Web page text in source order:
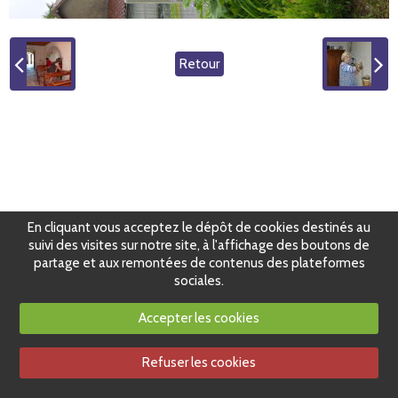
Retour
En cliquant vous acceptez le dépôt de cookies destinés au
suivi des visites sur notre site, à l'affichage des boutons de
partage et aux remontées de contenus des plateformes
sociales.
Accepter les cookies
Refuser les cookies